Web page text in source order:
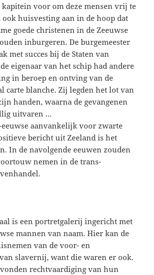
voor om deze mensen vrij te
huisvesting aan in de hoop dat
goede christenen in de Zeeuwse
inburgeren. De burgemeester
met succes bij de Staten van
eigenaar van het schip had andere
in beroep en ontving van de
carte blanche. Zij legden het lot van
handen, waarna de gevangenen
uitvaren …
eeuwse aanvankelijk voor zwarte
bericht uit Zeeland is het
In de navolgende eeuwen zouden
nemen in de trans-
is een portretgalerij ingericht met
mannen van naam. Hier kan de
van de voor- en
slavernij, want die waren er ook.
rechtvaardiging van hun